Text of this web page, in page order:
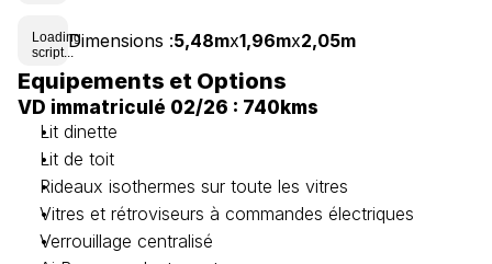
Loading
script...
Dimensions :5,48mx1,96mx2,05m
Equipements et Options
VD immatriculé 02/26 : 740kms
Lit dinette
Lit de toit
Rideaux isothermes sur toute les vitres
Vitres et rétroviseurs à commandes électriques
Verrouillage centralisé